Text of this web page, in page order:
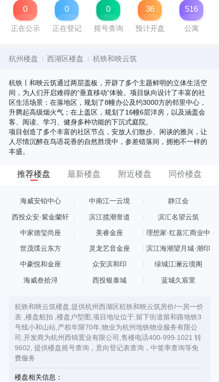
0
正在公示
0
正在登记
0
摇号查询
36
预计开盘
516
公寓
杭州楼盘 西湖区楼盘 杭铁和映云筑
杭铁丨和映云筑通过两层盖板，开辟了多个主题鲜明的立体生活空
间，为人们开启难得的“垂直移动”体验。项目纵向设计了丰富的社
区生活场景：在落地区，规划了8幢办公及约3000方的邻里中心，
升腾起高级烟火气；在上盖区，规划了16幢6层洋房，以及涵盖会
客、阅读、学习、健身多种功能的下沉式庭院。
项目创造了多个丰富的社区节点，安放人们散步、闲谈的雅兴，让
人尽情沉醉在鸟语花香的自然胜境中，参差错落间，拥抱不一样的
丰盛。
推荐楼盘 最新楼盘 附近楼盘 同价楼盘
海威安铂中心 中南江一云境 静江会
西投众安·紫金蘭轩 滨江揽潮誉道 滨汇名望云筑
中家德玺尚座 美睿金座
理想家·红嘉汇商业中
世茂璞云东方 灵龙艺音金座 滨江海潮望月城·潮印
中豪悦和金座 众安滨和印 绿城江澜云境阁
海威叁拾浔 西投银泰城 蓝城久宸里
杭铁和映云筑楼盘,提供杭州西湖区杭铁和映云筑房价/一房一价
表 ,楼盘航拍 ,楼盘户型图,项目地址位于:留下街道留和路地铁3
号线小和山站,产权年限70年,物业为杭州地铁物业服务有限公
司,开发商为杭州西锦置业有限公司,售楼电话400-999-1021 转
9602, 提供楼盘摇号查询，意向登记表查询，中签率查询等免
费服务
楼盘相关信息：